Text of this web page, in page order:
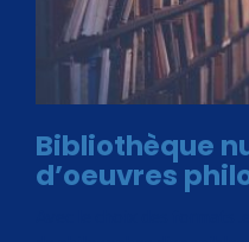
Bibliothèque
d’oeuvres